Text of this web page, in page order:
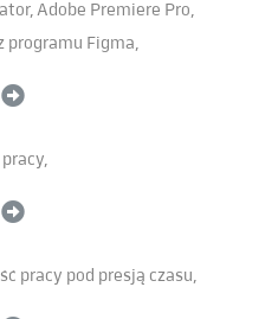
Adobe Premiere Pro,
programu Figma,
pracy pod presją czasu,